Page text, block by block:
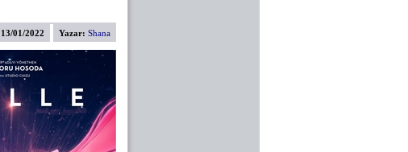
Yazar: Shana
13/01/2022